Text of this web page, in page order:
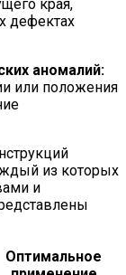
края,
дефектах
аномалий:
или положения
из которых
и
Оптимальное